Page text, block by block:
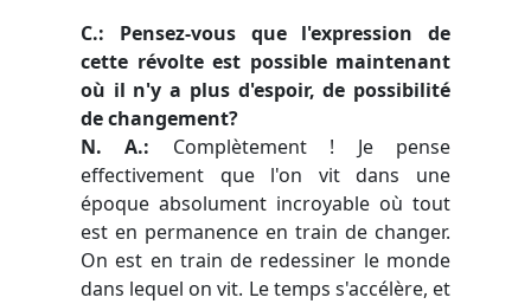
C.: Pensez-vous que l'expression de
cette révolte est possible maintenant
où il n'y a plus d'espoir, de possibilité
de changement?
N. A.: Complètement ! Je pense
effectivement que l'on vit dans une
époque absolument incroyable où tout
est en permanence en train de changer.
On est en train de redessiner le monde
dans lequel on vit. Le temps s'accélère, et